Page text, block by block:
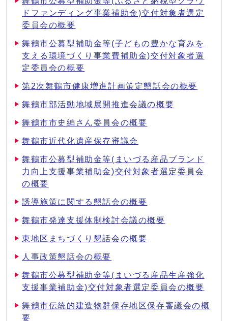
ドファンディング事業補助金)交付対象者選定
委員会の概要
舞鶴市公募型補助金等(子どもの豊かな育みを
支える環境づくり事業費補助金)交付対象者選
定委員会の概要
第2次舞鶴市健康増進計画策定懇話会の概要
舞鶴市部活動地域展開推進会議の概要
舞鶴市市史編さん委員会の概要
舞鶴市近代化遺産保存審議会
舞鶴市公募型補助金等(まいづる産品ブランド
力向上支援事業補助金)交付対象者選定委員会
の概要
誘導施策に関する懇話会の概要
舞鶴市発達支援体制検討会議の概要
東地区まちづくり懇話会の概要
人事政策懇話会の概要
舞鶴市公募型補助金等(まいづる産品生産強化
支援事業補助金)交付対象者選定委員会の概要
舞鶴市伝統的建造物群保存地区保存審議会の概
要